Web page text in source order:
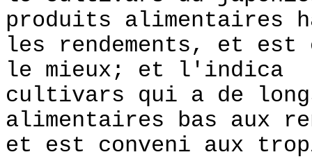
produits alimentaires
les rendements, et est
le mieux; et l'indica
cultivars qui a de
alimentaires bas aux
et est conveni aux